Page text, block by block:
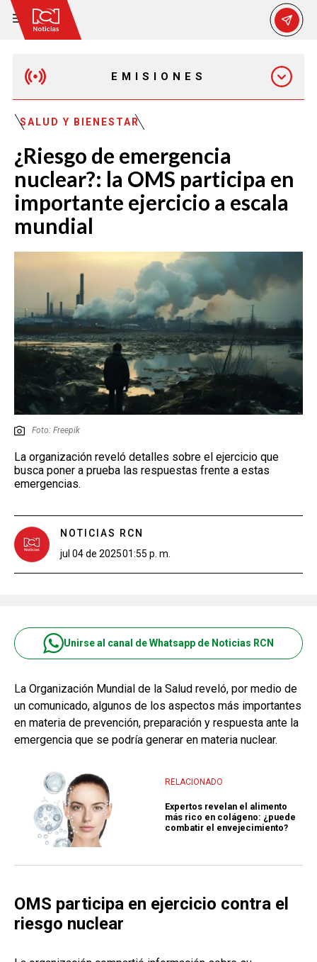
EMISIONES
MAÑANA EXPRESS
EMISIÓN 12:30 PM
EMISIÓN 7:00 PM
SALUD Y BIENESTAR
¿Riesgo de emergencia
nuclear?: la OMS participa en
importante ejercicio a escala
mundial
Foto: Freepik
La organización reveló detalles sobre el ejercicio que
busca poner a prueba las respuestas frente a estas
emergencias.
NOTICIAS RCN
jul 04 de 202501:55 p. m.
Unirse al canal de Whatsapp de Noticias RCN
La Organización Mundial de la Salud reveló, por medio de
un comunicado, algunos de los aspectos más importantes
en materia de prevención, preparación y respuesta ante la
emergencia que se podría generar en materia nuclear.
RELACIONADO
Expertos revelan el alimento
más rico en colágeno: ¿puede
combatir el envejecimiento?
OMS participa en ejercicio contra el
riesgo nuclear